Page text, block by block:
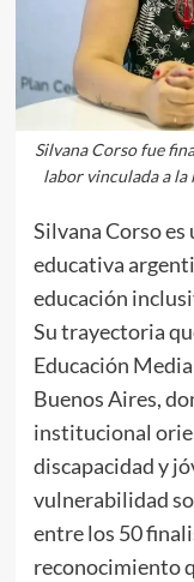
Silvana Corso fue
labor vinculada a la
Silvana Corso es
educativa
educación
Su trayectoria
Educación Media
Buenos Aires,
institucional
discapacidad y
vulnerabilidad
entre los 50
reconocimiento